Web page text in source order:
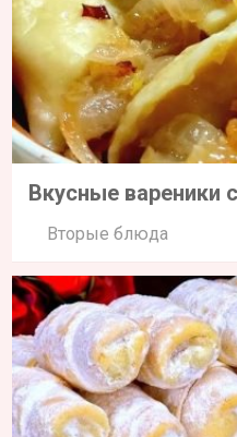
Вкусные вареники
Вторые блюда